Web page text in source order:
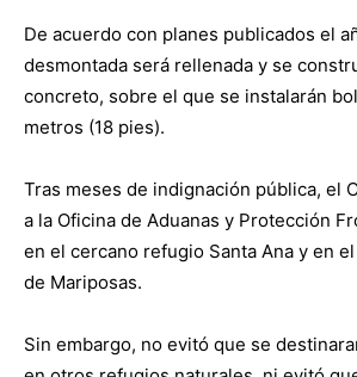
De acuerdo con planes publicados el
desmontada será rellenada y se
concreto, sobre el que se instalarán
metros (18 pies).
Tras meses de indignación pública, el
a la Oficina de Aduanas y Protección
en el cercano refugio Santa Ana y en
de Mariposas.
Sin embargo, no evitó que se